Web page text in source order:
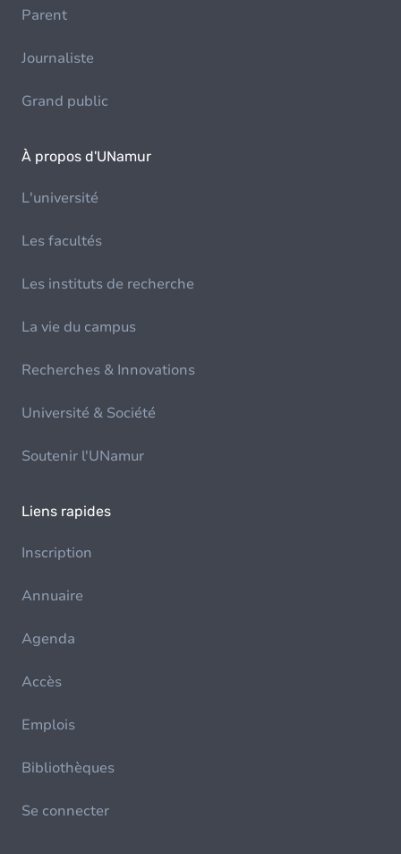
Parent
Journaliste
Grand public
À propos d'UNamur
L'université
Les facultés
Les instituts de recherche
La vie du campus
Recherches & Innovations
Université & Société
Soutenir l'UNamur
Liens rapides
Inscription
Annuaire
Agenda
Accès
Emplois
Bibliothèques
Se connecter